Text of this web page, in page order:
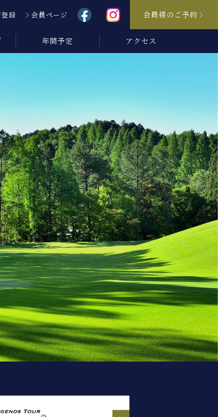
録 会員ページ 会員様のご予約
年間予定 アクセス